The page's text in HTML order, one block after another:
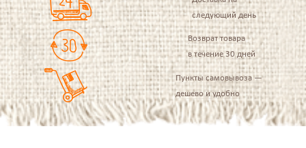
следующий день
Возврат товара
в течение 30 дней
Пункты самовывоза —
дешево и удобно